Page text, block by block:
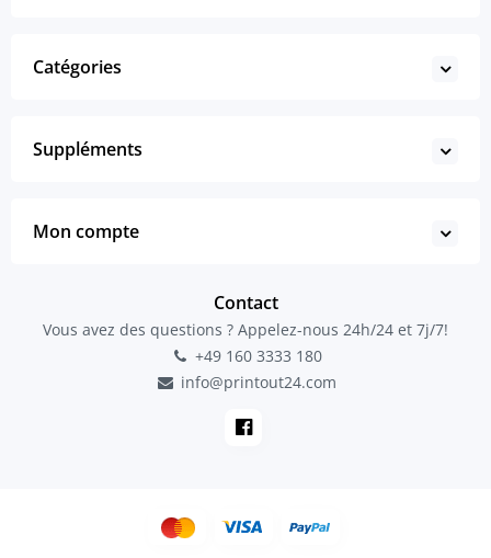
Catégories
Suppléments
Mon compte
Contact
Vous avez des questions ? Appelez-nous 24h/24 et 7j/7!
+49 160 3333 180
info@printout24.com